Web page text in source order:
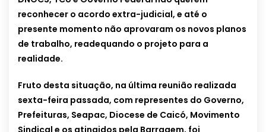
reconhecer o acordo extra-judicial, e até o
presente momento não aprovaram os novos planos
de trabalho, readequando o projeto para a
realidade.
Fruto desta situação, na última reunião realizada
sexta-feira passada, com representes do Governo,
Prefeituras, Seapac, Diocese de Caicó, Movimento